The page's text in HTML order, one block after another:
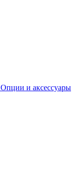
Опции и аксессуары